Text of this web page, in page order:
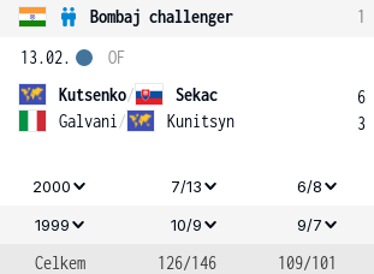
Bombaj challenger 1
13.02.
Kutsenko/
Sekac
Galvani / Kunitsyn
OF
6
3
2000 7/13 6/8
1999
10/9 9/7
Celkem 126/146 109/101